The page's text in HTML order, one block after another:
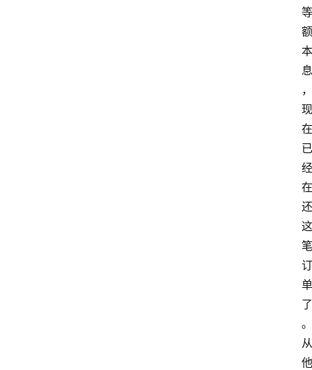
等
额
本
息
，
现
在
已
经
在
还
这
笔
订
单
了
。
从
他